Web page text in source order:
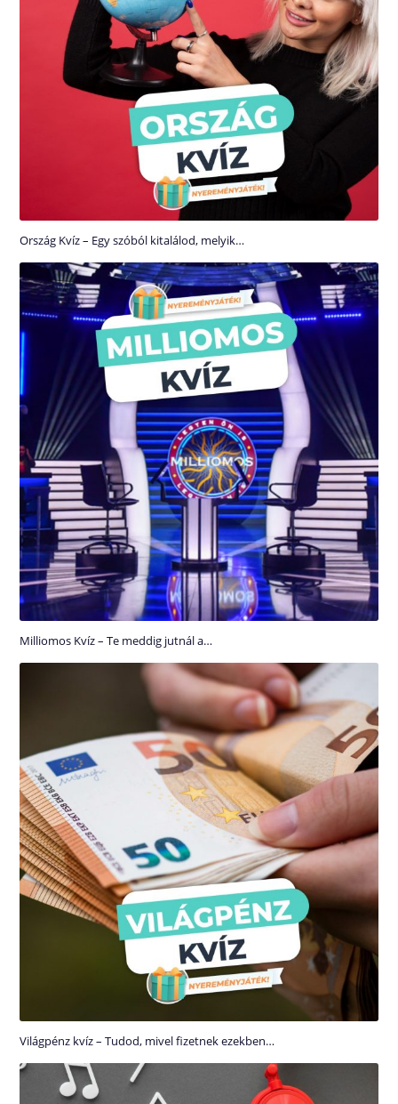
Ország Kvíz – Egy szóból kitalálod, melyik…
Milliomos Kvíz – Te meddig jutnál a…
Világpénz kvíz – Tudod, mivel fizetnek ezekben…